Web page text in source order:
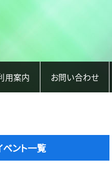
用案内 お問い合わせ
ント一覧